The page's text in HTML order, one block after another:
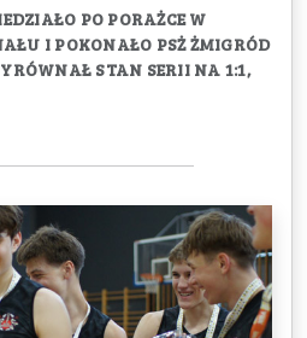
PO PORAŻCE W
I POKONAŁO PSŻ ŻMIGRÓD
STAN SERII NA 1:1,